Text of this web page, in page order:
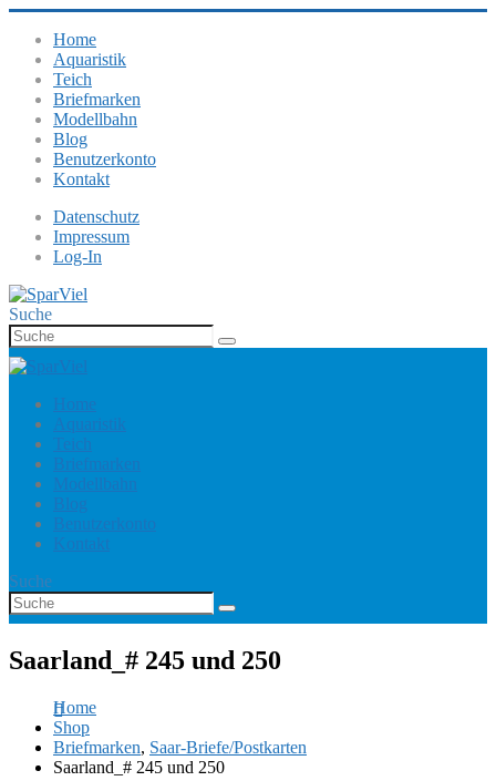
Home
Aquaristik
Teich
Briefmarken
Modellbahn
Blog
Benutzerkonto
Kontakt
Datenschutz
Impressum
Log-In
Suche
Home
Aquaristik
Teich
Briefmarken
Modellbahn
Blog
Benutzerkonto
Kontakt
Suche
Saarland_# 245 und 250
Home
Shop
Briefmarken, Saar-Briefe/Postkarten
Saarland_# 245 und 250